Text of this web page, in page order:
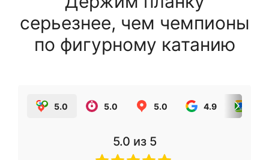
серьезнее, чем чемпионы
по фигурному катанию
5.0 5.0 5.0 4.9
5.0 из 5